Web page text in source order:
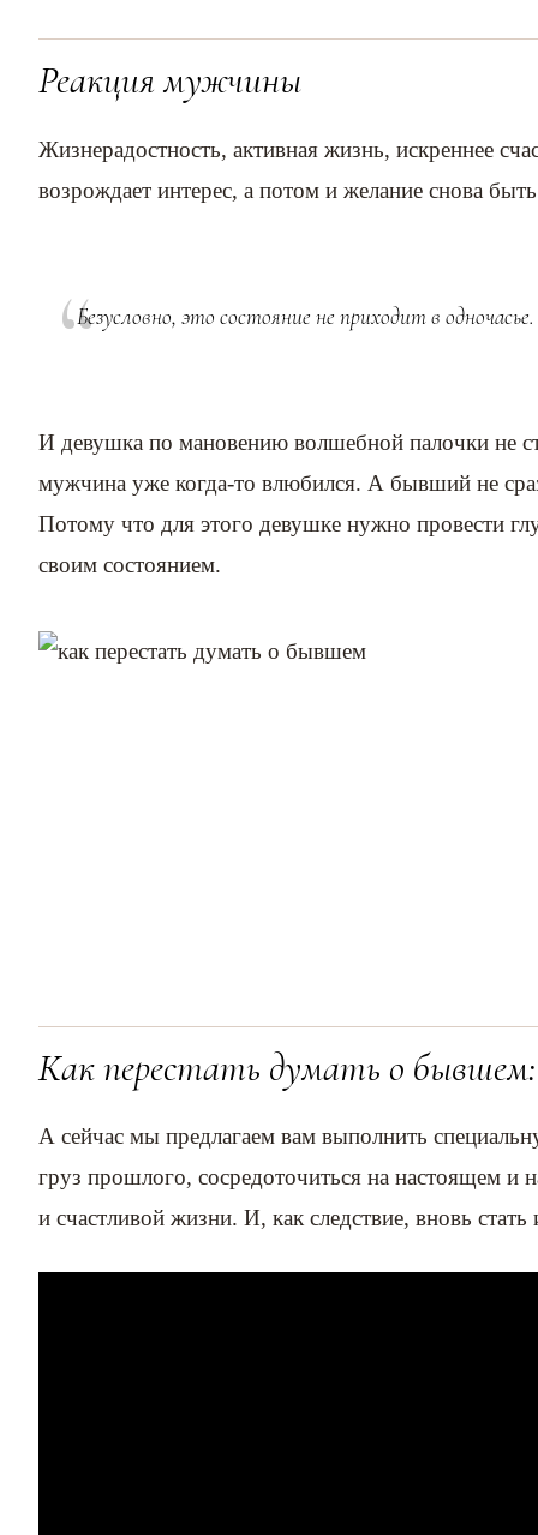
Реакция мужчины
Жизнерадостность, активная жизнь, искреннее
возрождает интерес, а потом и желание снова
Безусловно, это состояние не приходит в одночасье.
И девушка по мановению волшебной палочки не
мужчина уже когда-то влюбился. А бывший не
Потому что для этого девушке нужно провести
своим состоянием.
Как перестать думать о
А сейчас мы предлагаем вам выполнить
груз прошлого, сосредоточиться на настоящем и
и счастливой жизни. И, как следствие, вновь